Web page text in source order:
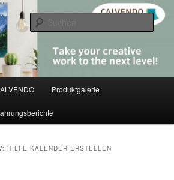
Produktgalerie
HILFE KALENDER ERSTELLEN